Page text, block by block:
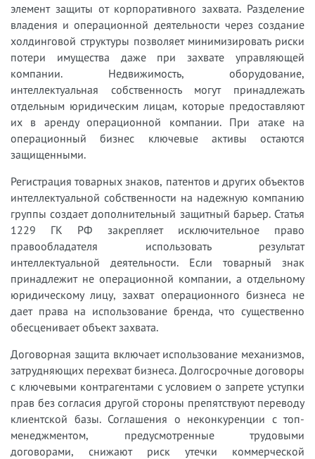
элемент защиты от корпоративного захвата. Разделение
владения и операционной деятельности через создание
холдинговой структуры позволяет минимизировать риски
потери имущества даже при захвате управляющей
компании. Недвижимость, оборудование,
интеллектуальная собственность могут принадлежать
отдельным юридическим лицам, которые предоставляют
их в аренду операционной компании. При атаке на
операционный бизнес ключевые активы остаются
защищенными.
Регистрация товарных знаков, патентов и других объектов
интеллектуальной собственности на надежную компанию
группы создает дополнительный защитный барьер. Статья
1229 ГК РФ закрепляет исключительное право
правообладателя использовать результат
интеллектуальной деятельности. Если товарный знак
принадлежит не операционной компании, а отдельному
юридическому лицу, захват операционного бизнеса не
дает права на использование бренда, что существенно
обесценивает объект захвата.
Договорная защита включает использование механизмов,
затрудняющих перехват бизнеса. Долгосрочные договоры
с ключевыми контрагентами с условием о запрете уступки
прав без согласия другой стороны препятствуют переводу
клиентской базы. Соглашения о неконкуренции с топ-
менеджментом, предусмотренные трудовыми
договорами, снижают риск утечки коммерческой